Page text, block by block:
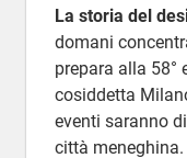
La storia del
domani
prepara alla 58°
cosiddetta
eventi saranno
città meneghina.